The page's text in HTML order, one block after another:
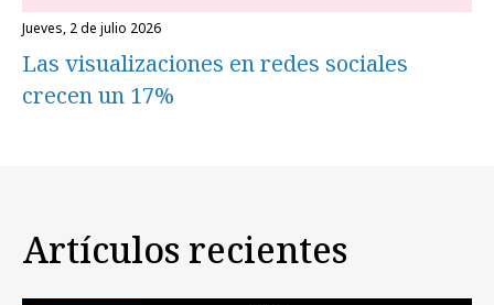
jueves, 2 de julio 2026
Las visualizaciones en redes sociales
crecen un 17%
Artículos recientes